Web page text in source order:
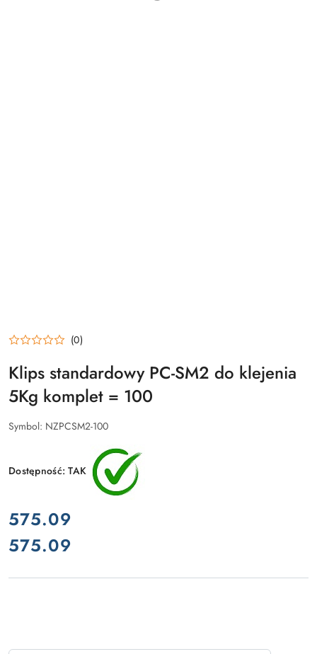
(0)
Klips standardowy PC-SM2 do klejenia
5Kg komplet = 100
Symbol: NZPCSM2-100
Dostępność:TAK
cena:
575.09
Cena:
575.09